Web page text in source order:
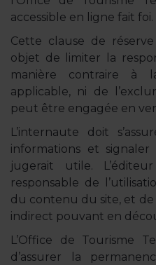
accessible en ligne fait foi.
Cette clause de
objet de limiter la
manière contraire à
applicable, ni de
peut être engagée en
L’internaute doit
informations et signaler
jugerait utile.
responsable de
du contenu du site, et
indirect pouvant en
L’Office de Tourisme
d’assurer la